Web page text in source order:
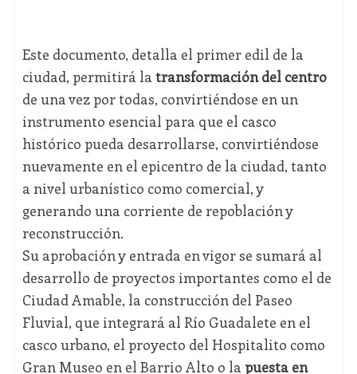
Este documento, detalla el primer edil de la
ciudad, permitirá la transformación del centro
de una vez por todas, convirtiéndose en un
instrumento esencial para que el casco
histórico pueda desarrollarse, convirtiéndose
nuevamente en el epicentro de la ciudad, tanto
a nivel urbanístico como comercial, y
generando una corriente de repoblación y
reconstrucción.
Su aprobación y entrada en vigor se sumará al
desarrollo de proyectos importantes como el de
Ciudad Amable, la construcción del Paseo
Fluvial, que integrará al Río Guadalete en el
casco urbano, el proyecto del Hospitalito como
Gran Museo en el Barrio Alto o la puesta en